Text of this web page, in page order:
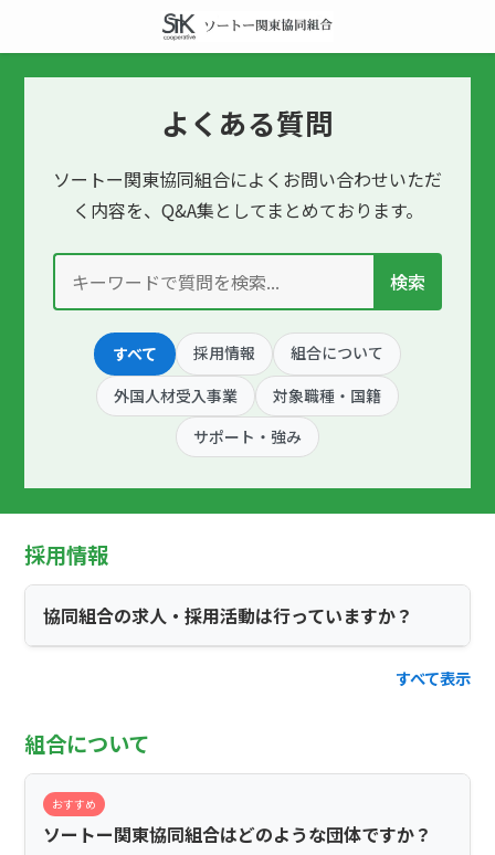
よくある質問
ソートー関東協同組合によくお問い合わせいただ
く内容を、Q&A集としてまとめております。
検索
すべて 採用情報
組合について
外国人材受入事業
対象職種・国籍
サポート・強み
採用情報
協同組合の求人・採用活動は行っていますか？
すべて表示
組合について
おすすめ
ソートー関東協同組合はどのような団体ですか？